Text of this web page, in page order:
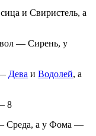
и Свиристель, а
— Сирень, у
Дева и Водолей, а
8
— Среда, а у Фома —